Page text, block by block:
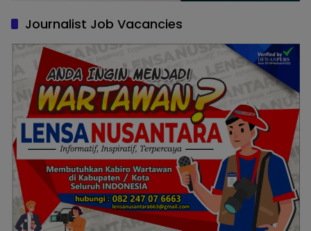
Journalist Job Vacancies